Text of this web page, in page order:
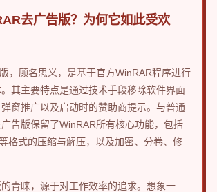
去广告版？为何它如此受欢
，顾名思义，是基于官方WinRAR程序进行
其主要特点是通过技术手段移除软件界面
窗推广以及启动时的赞助商提示。与普通
告版保留了WinRAR所有核心功能，包括
格式的压缩与解压，以及加密、分卷、修
青睐，源于对工作效率的追求。想象一